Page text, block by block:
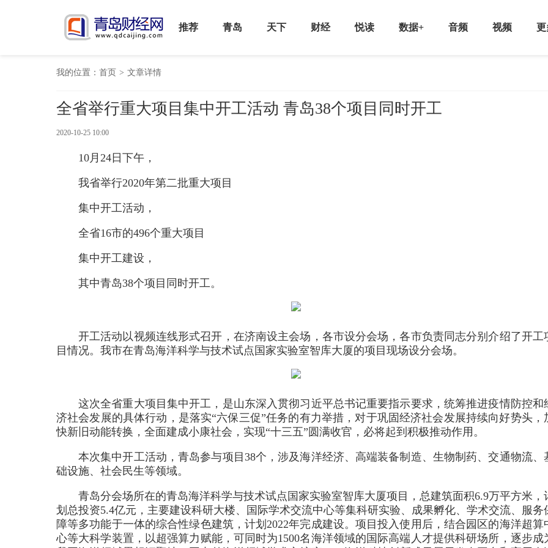
推荐 青岛 天下 财经 悦读 数据+ 音频 视频 更
我的位置： 首页 > 文章详情
全省举行重大项目集中开工活动 青岛38个项目同时开工
2020-10-25 10:00
10月24日下午，
我省举行2020年第二批重大项目
集中开工活动，
全省16市的496个重大项目
集中开工建设，
其中青岛38个项目同时开工。
开工活动以视频连线形式召开，在济南设主会场，各市设分会场，各市负责同志分别介绍了开工
目情况。我市在青岛海洋科学与技术试点国家实验室智库大厦的项目现场设分会场。
这次全省重大项目集中开工，是山东深入贯彻习近平总书记重要指示要求，统筹推进疫情防控和
济社会发展的具体行动，是落实“六保三促”任务的有力举措，对于巩固经济社会发展持续向好势头，
快新旧动能转换，全面建成小康社会，实现“十三五”圆满收官，必将起到积极推动作用。
本次集中开工活动，青岛参与项目38个，涉及海洋经济、高端装备制造、生物制药、交通物流、
础设施、社会民生等领域。
青岛分会场所在的青岛海洋科学与技术试点国家实验室智库大厦项目，总建筑面积6.9万平方米，
划总投资5.4亿元，主要建设科研大楼、国际学术交流中心等集科研实验、成果孵化、学术交流、服务
障等多功能于一体的综合性绿色建筑，计划2022年完成建设。项目投入使用后，结合园区的海洋超算
心等大科学装置，以超强算力赋能，可同时为1500名海洋领域的国际高端人才提供科研场所，逐步成